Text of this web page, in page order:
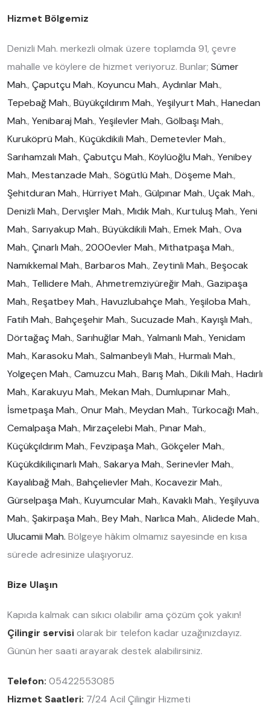
Hizmet Bölgemiz
Denizli Mah. merkezli olmak üzere toplamda 91, çevre
mahalle ve köylere de hizmet veriyoruz. Bunlar; Sümer
Mah., Çaputçu Mah., Koyuncu Mah., Aydınlar Mah.,
Tepebağ Mah., Büyükçıldırım Mah., Yeşilyurt Mah., Hanedan
Mah., Yenibaraj Mah., Yeşilevler Mah., Gölbaşı Mah.,
Kuruköprü Mah., Küçükdikili Mah., Demetevler Mah.,
Sarıhamzalı Mah., Çabutçu Mah., Köylüoğlu Mah., Yenibey
Mah., Mestanzade Mah., Sögütlü Mah., Döşeme Mah.,
Şehitduran Mah., Hürriyet Mah., Gülpınar Mah., Uçak Mah.,
Denizli Mah., Dervışler Mah., Mıdık Mah., Kurtuluş Mah., Yeni
Mah., Sarıyakup Mah., Büyükdikili Mah., Emek Mah., Ova
Mah., Çınarlı Mah., 2000evler Mah., Mithatpaşa Mah.,
Namıkkemal Mah., Barbaros Mah., Zeytinli Mah., Beşocak
Mah., Tellidere Mah., Ahmetremziyüreğir Mah., Gazipaşa
Mah., Reşatbey Mah., Havuzlubahçe Mah., Yeşiloba Mah.,
Fatih Mah., Bahçeşehir Mah., Sucuzade Mah., Kayışlı Mah.,
Dörtağaç Mah., Sarıhuğlar Mah., Yalmanlı Mah., Yenidam
Mah., Karasoku Mah., Salmanbeyli Mah., Hurmalı Mah.,
Yolgeçen Mah., Camuzcu Mah., Barış Mah., Dikili Mah., Hadırlı
Mah., Karakuyu Mah., Mekan Mah., Dumlupınar Mah.,
İsmetpaşa Mah., Onur Mah., Meydan Mah., Türkocağı Mah.,
Cemalpaşa Mah., Mirzaçelebi Mah., Pınar Mah.,
Küçükçıldırım Mah., Fevzipaşa Mah., Gökçeler Mah.,
Küçükdikiliçınarlı Mah., Sakarya Mah., Serinevler Mah.,
Kayalıbağ Mah., Bahçelievler Mah., Kocavezir Mah.,
Gürselpaşa Mah., Kuyumcular Mah., Kavaklı Mah., Yeşilyuva
Mah., Şakirpaşa Mah., Bey Mah., Narlıca Mah., Alidede Mah.,
Ulucamii Mah. Bölgeye hâkim olmamız sayesinde en kısa
sürede adresinize ulaşıyoruz.
Bize Ulaşın
Kapıda kalmak can sıkıcı olabilir ama çözüm çok yakın!
Çilingir servisiolarak bir telefon kadar uzağınızdayız.
Günün her saati arayarak destek alabilirsiniz.
Telefon: 05422553085
Hizmet Saatleri: 7/24 Acil Çilingir Hizmeti